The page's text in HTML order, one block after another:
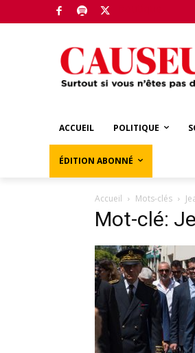
ACCUEIL POLITIQUE
ÉDITION ABONNÉ
Accueil Mots-clés
Mot-clé: